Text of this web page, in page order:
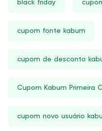
black friday
cupom fonte kabum
cupom de desconto
Cupom Kabum Primeira
cupom novo usuário